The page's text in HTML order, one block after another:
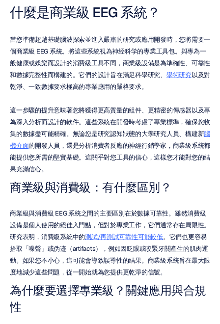
什麼是商業級 EEG 系統？
當您準備超越基礎腦波探索並進入嚴肅的研究或應用開發時，您將需要一
個商業級 EEG 系統。將這些系統視為神经科学的專業工具包。與專為一
般健康或娛樂而設計的消費級工具不同，商業級設備是為準確性、可靠性
和數據完整性而構建的。它們的設計旨在滿足科學研究、 學術研究以及對
乾淨、一致數據要求極高的專業應用的嚴格要求。
這一步驟的提升意味著您將獲得更高質量的組件、更精密的傳感器以及專
為深入分析而設計的軟件。這些系統在開發時考慮了專業標準，確保您收
集的數據盡可能精確。無論您是研究認知狀態的大學研究人員、構建新腦
機介面的開發人員，還是分析消費者反應的神經行銷學家，商業級系統都
能提供您所需的堅實基礎。這關乎對您工具的信心，這樣您才能對您的結
果充滿信心。
商業級與消費級：有什麼區別？
商業級與消費級 EEG 系統之間的主要區別在於數據可靠性。雖然消費級
設備是個人使用的絕佳入門點，但對於專業工作，它們通常存在局限性。
研究表明，消費級系統中的測試/再測試可靠性可能較低。它們也更容易
拾取「噪聲」或伪迹（artifacts），例如因眨眼或咬緊牙關產生的肌肉運
動。如果您不小心，這可能會導致誤導性的結果。商業級系統旨在最大限
度地減少這些問題，從一開始就為您提供更乾淨的信號。
為什麼要選擇專業級？關鍵應用與合規
性